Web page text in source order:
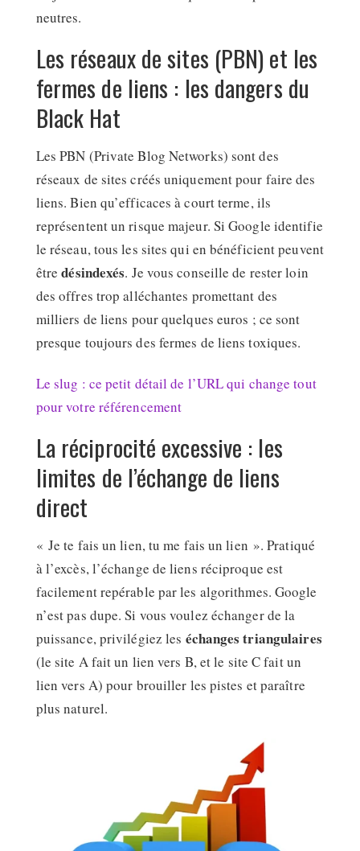
neutres.
Les réseaux de sites (PBN) et les
fermes de liens : les dangers du
Black Hat
Les PBN (Private Blog Networks) sont des
réseaux de sites créés uniquement pour faire des
liens. Bien qu’efficaces à court terme, ils
représentent un risque majeur. Si Google identifie
le réseau, tous les sites qui en bénéficient peuvent
êtredésindexés. Je vous conseille de rester loin
des offres trop alléchantes promettant des
milliers de liens pour quelques euros ; ce sont
presque toujours des fermes de liens toxiques.
Le slug : ce petit détail de l’URL qui change tout
pour votre référencement
La réciprocité excessive : les
limites de l’échange de liens
direct
« Je te fais un lien, tu me fais un lien ». Pratiqué
à l’excès, l’échange de liens réciproque est
facilement repérable par les algorithmes. Google
n’est pas dupe. Si vous voulez échanger de la
puissance, privilégiez les échanges triangulaires
(le site A fait un lien vers B, et le site C fait un
lien vers A) pour brouiller les pistes et paraître
plus naturel.